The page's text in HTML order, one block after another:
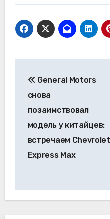
по
записям
General Motors
снова
позаимствовал
модель у китайцев:
встречаем Chevrolet
Express Max